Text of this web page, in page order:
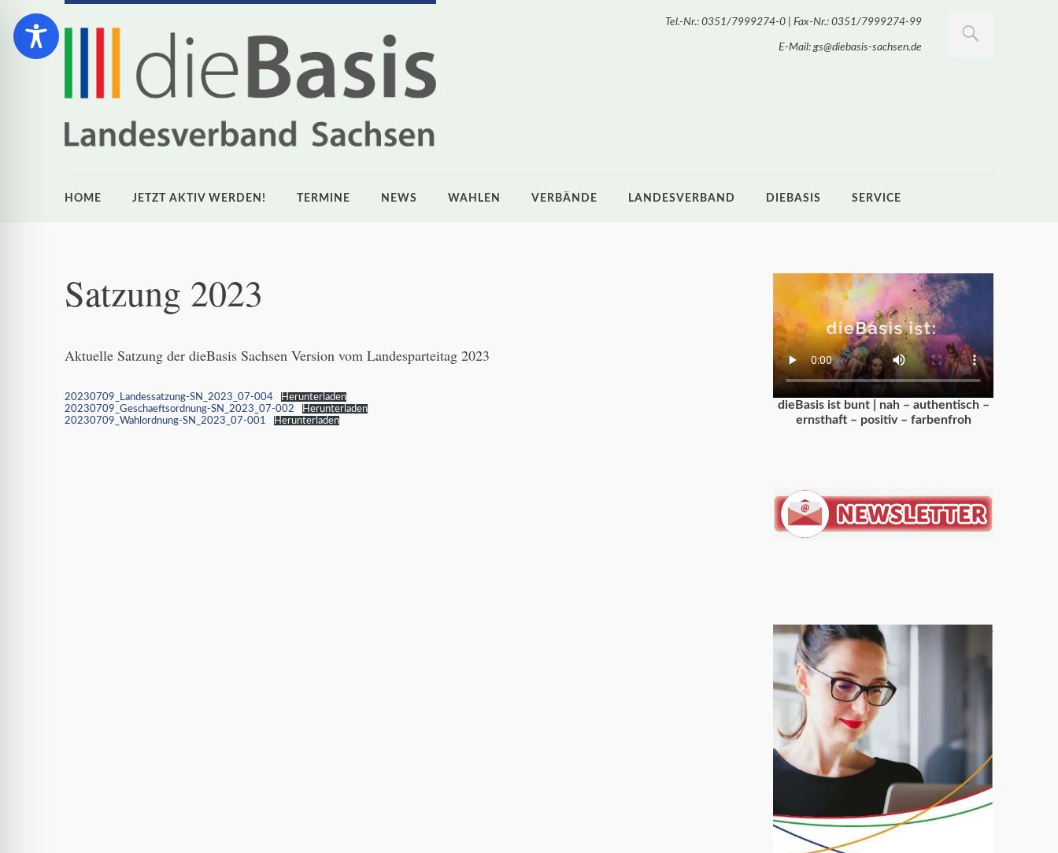
Tel.-Nr.: 0351/7999274-0 | Fax-Nr.: 0351/7999274-99
E-Mail: gs@diebasis-sachsen.de
HOME JETZT AKTIV WERDEN! TERMINE NEWS WAHLEN VERBÄNDE LANDESVERBAND DIEBASIS SERVICE
Satzung 2023
Aktuelle Satzung der dieBasis Sachsen Version vom Landesparteitag 2023
20230709_Landessatzung-SN_2023_07-004
Herunterladen
20230709_Geschaeftsordnung-SN_2023_07-002
Herunterladen
20230709_Wahlordnung-SN_2023_07-001
Herunterladen
dieBasis ist bunt | nah – authentisch –
ernsthaft – positiv – farbenfroh